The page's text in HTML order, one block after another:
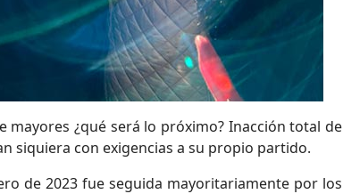
¿qué será lo próximo? Inacción total de
siquiera con exigencias a su propio partido.
de 2023 fue seguida mayoritariamente por los